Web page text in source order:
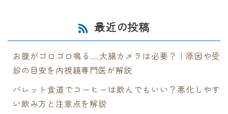
最近の投稿
お腹がゴロゴロ鳴る…大腸カメラは必要？｜原因や受
診の目安を内視鏡専門医が解説
バレット食道でコーヒーは飲んでもいい？悪化しやす
い飲み方と注意点を解説